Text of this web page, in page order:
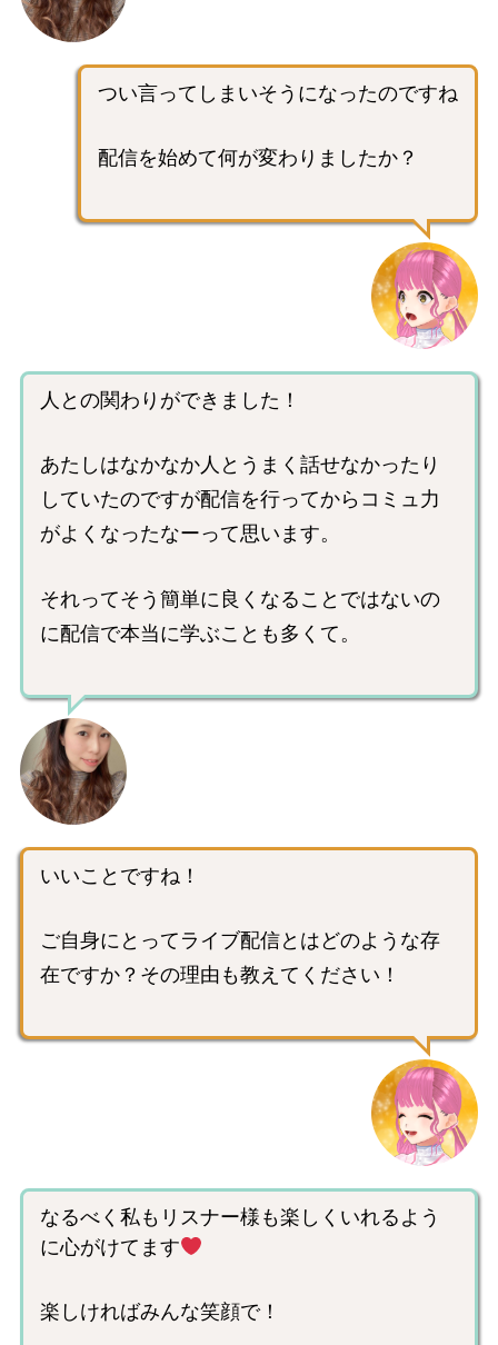
つい言ってしまいそうになったのですね
配信を始めて何が変わりましたか？
人との関わりができました！
あたしはなかなか人とうまく話せなかったり
していたのですが配信を行ってからコミュ力
がよくなったなーって思います。
それってそう簡単に良くなることではないの
に配信で本当に学ぶことも多くて。
いいことですね！
ご自身にとってライブ配信とはどのような存
在ですか？その理由も教えてください！
なるべく私もリスナー様も楽しくいれるよう
に心がけてます
楽しければみんな笑顔で！